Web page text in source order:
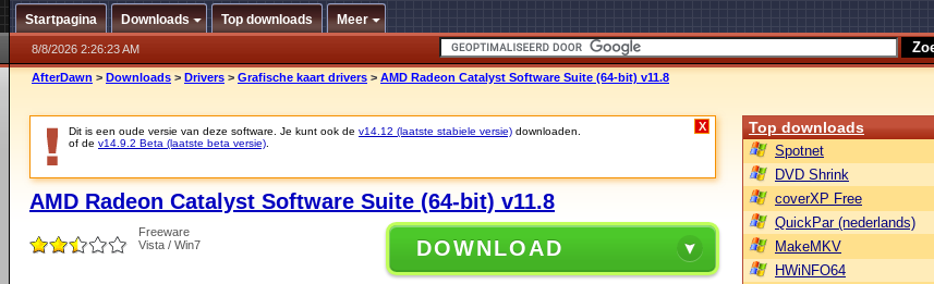
Startpagina Downloads Top downloads Meer
8/8/2026 2:26:23 AM
AfterDawn > Downloads > Drivers > Grafische kaart drivers > AMD Radeon Catalyst Software Suite (64-bit) v11.8
Dit is een oude versie van deze software. Je kunt ook de v14.12 (laatste stabiele versie) downloaden.
of de v14.9.2 Beta (laatste beta versie)
X
AMD Radeon Catalyst Software Suite (64-bit) v11.8
Freeware
Vista / Win7
DOWNLOAD
Top downloads
Spotnet
DVD Shrink
coverXP Free
QuickPar (nederlands)
MakeMKV
HWiNFO64